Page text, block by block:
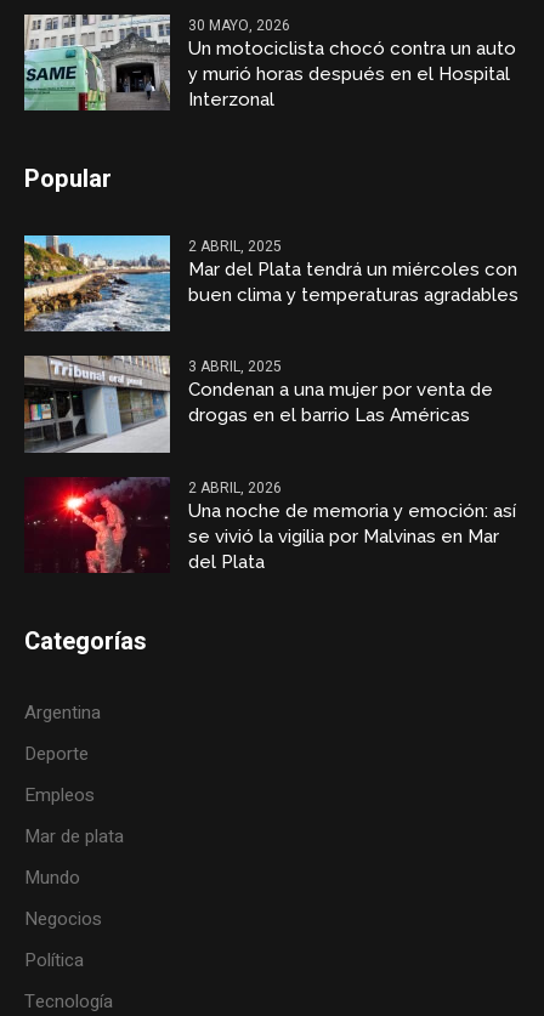
30 MAYO, 2026
Un motociclista chocó contra un auto
y murió horas después en el Hospital
Interzonal
Popular
2 ABRIL, 2025
Mar del Plata tendrá un miércoles con
buen clima y temperaturas agradables
3 ABRIL, 2025
Condenan a una mujer por venta de
drogas en el barrio Las Américas
2 ABRIL, 2026
Una noche de memoria y emoción: así
se vivió la vigilia por Malvinas en Mar
del Plata
Categorías
Argentina
Deporte
Empleos
Mar de plata
Mundo
Negocios
Política
Tecnología